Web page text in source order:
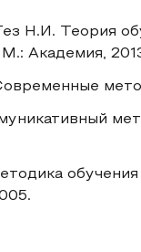
Н.И. Теория
Академия,